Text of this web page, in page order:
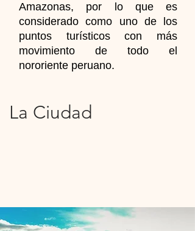
Amazonas, por lo que es
considerado como uno de los
puntos turísticos con más
movimiento de todo el
nororiente peruano.
La Ciudad